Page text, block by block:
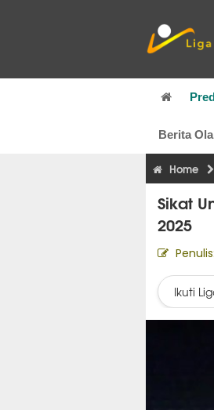
Berita
Home
Sikat
2025
Penulis:
Ikuti